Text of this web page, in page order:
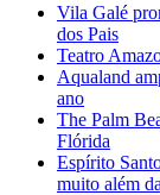
Vila Galé
dos Pais
Teatro
Aqualand
ano
The Palm
Flórida
Espírito
muito além